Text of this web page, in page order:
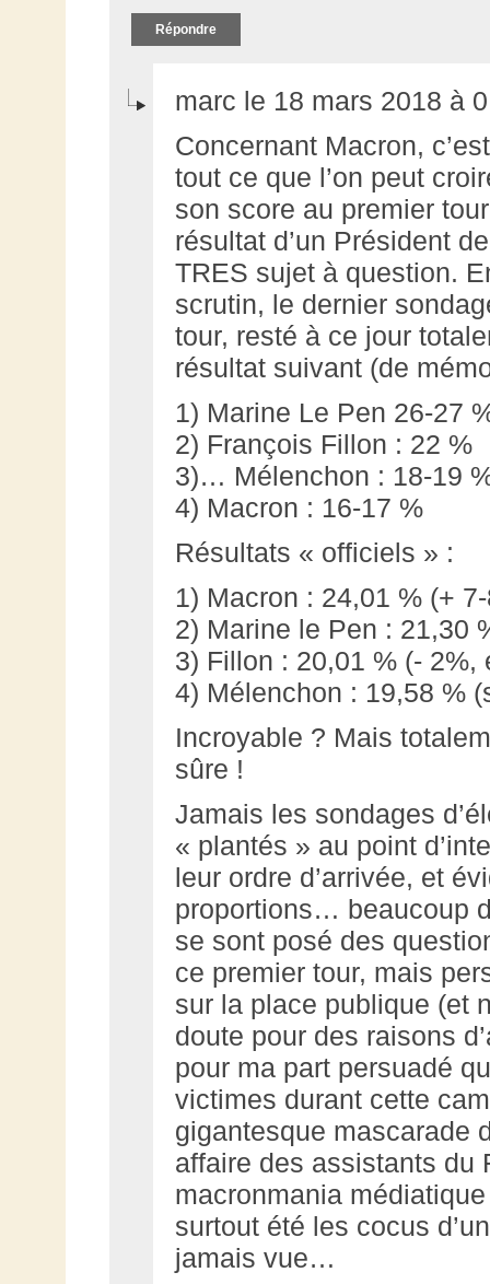
Répondre
marc le 18 mars 2018 à
Concernant Macron,
tout ce que l’on peut
son score au premier
résultat d’un Président
TRES sujet à question.
scrutin, le dernier
tour, resté à ce jour
résultat suivant (de
1) Marine Le Pen 26-27
2) François Fillon : 22 %
3)… Mélenchon : 18-19
4) Macron : 16-17 %
Résultats « officiels » :
1) Macron : 24,01 % (+
2) Marine le Pen : 21,30
3) Fillon : 20,01 % (-
4) Mélenchon : 19,58 %
Incroyable ? Mais
sûre !
Jamais les sondages
« plantés » au point
leur ordre d’arrivée, et
proportions… beaucoup
se sont posé des
ce premier tour, mais
sur la place publique (et
doute pour des raisons
pour ma part persuadé
victimes durant cette
gigantesque mascarade
affaire des assistants du
macronmania
surtout été les cocus
jamais vue…